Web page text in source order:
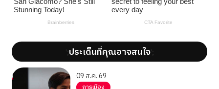
';ประเด็นที่คุณอาจสนใจ';
09 ส.ค. 69
การเมือง